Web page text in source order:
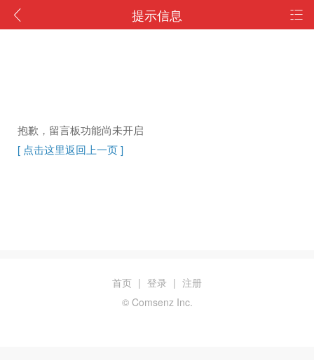
提示信息
抱歉，留言板功能尚未开启
[ 点击这里返回上一页 ]
首页 | 登录 | 注册
© Comsenz Inc.